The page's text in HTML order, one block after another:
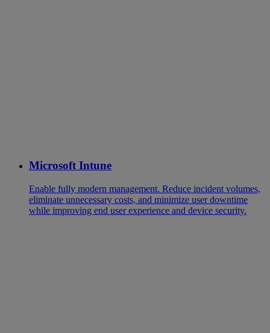
Microsoft Intune
Enable fully modern management. Reduce incident volumes,
eliminate unnecessary costs, and minimize user downtime
while improving end user experience and device security.